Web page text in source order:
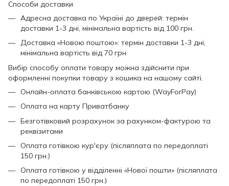
Способи доставки
Адресна доставка по Україні до дверей: термін
доставки 1-3 дні, мінімальна вартість від 100 грн.
Доставка «Новою поштою»: термін доставки 1-3 дні,
мінімальна вартість від 70 грн
Вибір способу оплати товару можна здійснити при
оформленні покупки товару з кошика на нашому сайті.
Онлайн-оплата банківською картою (WayForPay)
Оплата на карту Приватбанку
Безготівковий розрахунок за рахунком-фактурою та
реквізитами
Оплата готівкою кур'єру (післяплата по передоплаті
150 грн.)
Оплата готівкою у відділенні «Нової пошти» (післяплата
по передоплаті 150 грн.)